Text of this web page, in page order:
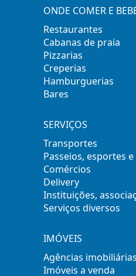
ONDE COMER E
Restaurantes
Cabanas de praia
Pizzarias
Creperias
Hamburguerias
Bares
SERVIÇOS
Transportes
Passeios, esportes
Comércios
Delivery
Instituições,
Serviços diversos
IMÓVEIS
Agências imobiliárias
Imóveis a venda